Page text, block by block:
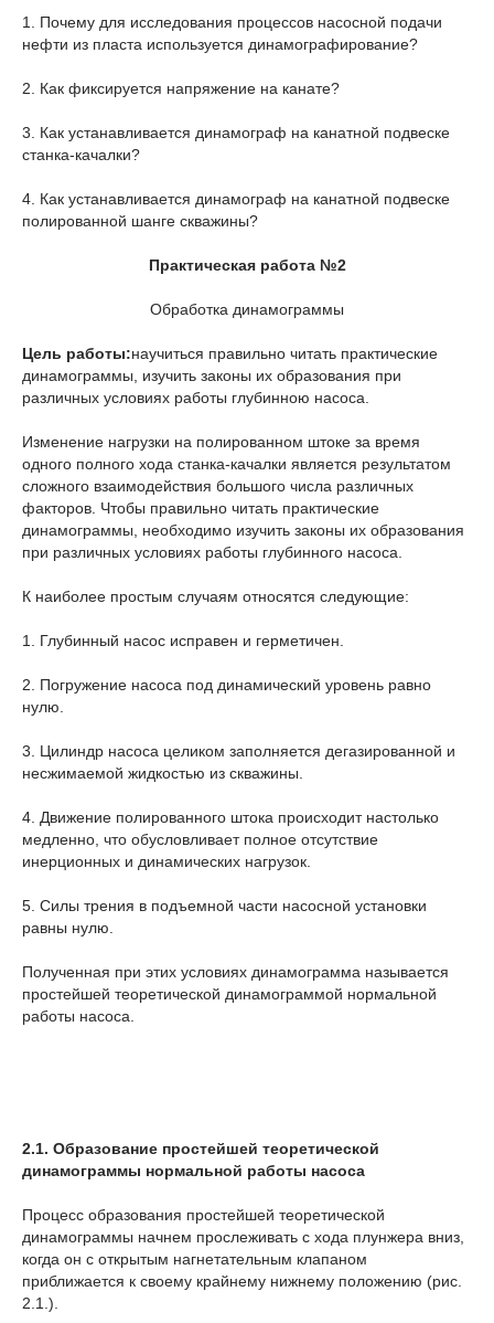
1. Почему для исследования процессов насосной подачи
нефти из пласта используется динамографирование?
2. Как фиксируется напряжение на канате?
3. Как устанавливается динамограф на канатной подвеске
станка-качалки?
4. Как устанавливается динамограф на канатной подвеске
полированной шанге скважины?
Практическая работа №2
Обработка динамограммы
Цель работы:научиться правильно читать практические
динамограммы, изучить законы их образования при
различных условиях работы глубинною насоса.
Изменение нагрузки на полированном штоке за время
одного полного хода станка-качалки является результатом
сложного взаимодействия большого числа различных
факторов. Чтобы правильно читать практические
динамограммы, необходимо изучить законы их образования
при различных условиях работы глубинного насоса.
К наиболее простым случаям относятся следующие:
1. Глубинный насос исправен и герметичен.
2. Погружение насоса под динамический уровень равно
нулю.
3. Цилиндр насоса целиком заполняется дегазированной и
несжимаемой жидкостью из скважины.
4. Движение полированного штока происходит настолько
медленно, что обусловливает полное отсутствие
инерционных и динамических нагрузок.
5. Силы трения в подъемной части насосной установки
равны нулю.
Полученная при этих условиях динамограмма называется
простейшей теоретической динамограммой нормальной
работы насоса.
2.1. Образование простейшей теоретической
динамограммы нормальной работы насоса
Процесс образования простейшей теоретической
динамограммы начнем прослеживать с хода плунжера вниз,
когда он с открытым нагнетательным клапаном
приближается к своему крайнему нижнему положению (рис.
2.1.).